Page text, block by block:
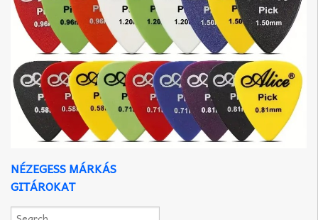
NÉZEGESS MÁRKÁS
GITÁROKAT